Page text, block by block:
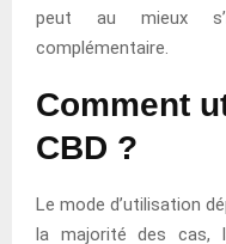
peut au mieux
complémentaire.
Comment
CBD ?
Le mode d’utilisation
la majorité des cas,